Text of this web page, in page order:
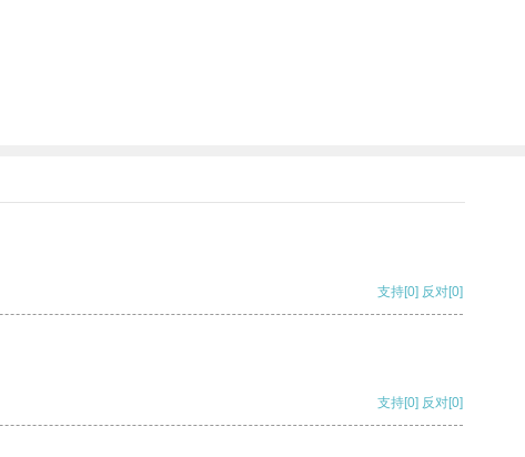
支持[0] 反对[0]
支持[0] 反对[0]